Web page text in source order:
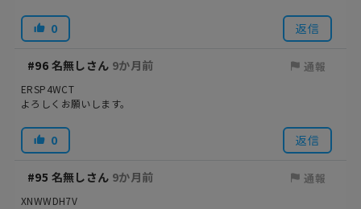
0 返信
#96 名無しさん 9か月前 通報
ERSP4WCT
よろしくお願いします。
0 返信
#95 名無しさん 9か月前 通報
XNWWDH7V